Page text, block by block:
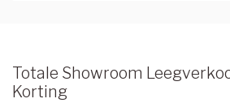
Totale Showroom
Korting